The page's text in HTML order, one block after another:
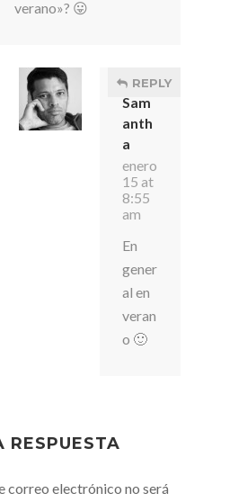
verano»? 😛
Sam
anth
a
enero
15 at
8:55
am
REPLY
En
gener
al en
veran
o 🙂
RESPUESTA
correo electrónico no será